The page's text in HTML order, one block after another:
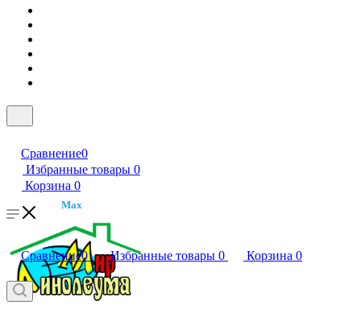
Сравнение0
Избранные товары 0
Корзина 0
Max
Сравнение0 Избранные товары 0 Корзина 0